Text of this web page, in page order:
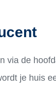
via de
je huis